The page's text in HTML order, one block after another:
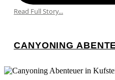
Read Full Story...
CANYONING